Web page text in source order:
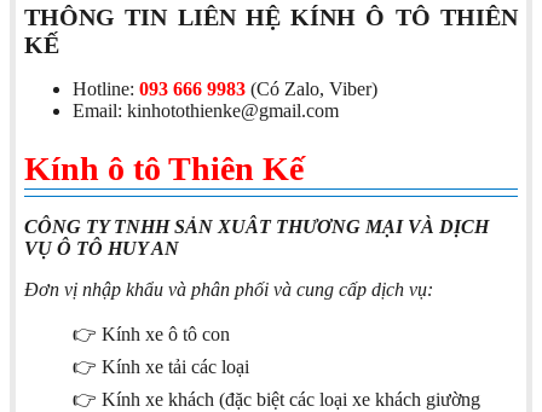
THÔNG TIN LIÊN HỆ KÍNH Ô TÔ THIÊN
KẾ
Hotline: 093 666 9983 (Có Zalo, Viber)
Email: kinhotothienke@gmail.com
Kính ô tô Thiên Kế
CÔNG TY TNHH SẢN XUÂT THƯƠNG MẠI VÀ DỊCH
VỤ Ô TÔ HUY AN
Đơn vị nhập khẩu và phân phối và cung cấp dịch vụ:
👉 Kính xe ô tô con
👉 Kính xe tải các loại
👉 Kính xe khách (đặc biệt các loại xe khách giường